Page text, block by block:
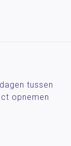
tussen
opnemen